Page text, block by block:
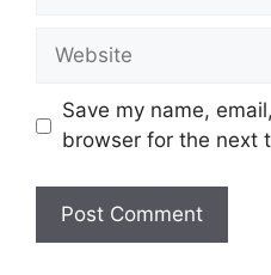
Website
Save my name,
browser for the next